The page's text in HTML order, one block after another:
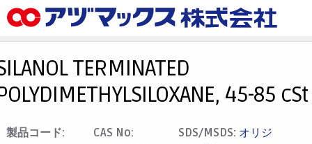
メニュー
お気に入り
カート
マイアカウント
TERMINATED
45-85 cSt
製品コード:
CAS No:
SDS/MSDS: オリジ